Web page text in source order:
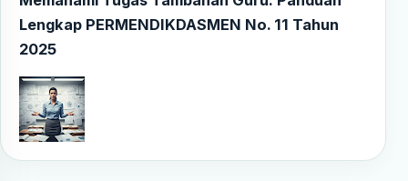
Lengkap PERMENDIKDASMEN No. 11 Tahun
2025